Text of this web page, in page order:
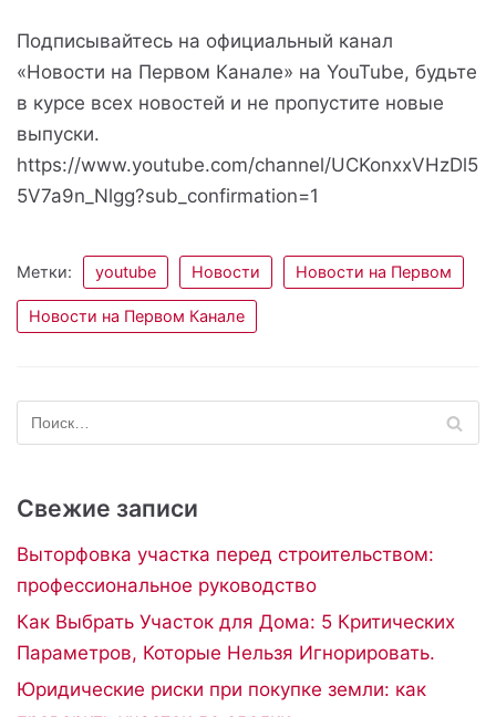
Подписывайтесь на официальный канал
«Новости на Первом Канале» на YouTube, будьте
в курсе всех новостей и не пропустите новые
выпуски.
https://www.youtube.com/channel/UCKonxxVHzDl5
5V7a9n_Nlgg?sub_confirmation=1
Метки: youtube Новости Новости на Первом
Новости на Первом Канале
Свежие записи
Выторфовка участка перед строительством:
профессиональное руководство
Как Выбрать Участок для Дома: 5 Критических
Параметров, Которые Нельзя Игнорировать.
Юридические риски при покупке земли: как